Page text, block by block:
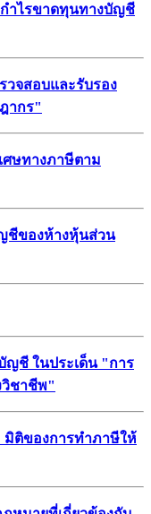
ำไรขาดทุนทางบัญชี
จสอบและรับรอง
ากร"
ศษทางภาษีตาม
ชีของห้างหุ้นส่วน
ญชี ในประเด็น "การ
วิชาชีพ"
ติของการทำภาษีให้